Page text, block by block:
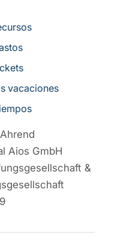
vacaciones
Aios GmbH
&